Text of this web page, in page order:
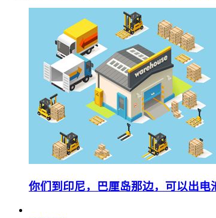
你们到印尼，巴厘岛那边，可以出电